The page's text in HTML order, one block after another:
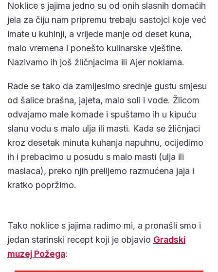
Noklice s jajima jedno su od onih slasnih domaćih
jela za čiju nam pripremu trebaju sastojci koje već
imate u kuhinji, a vrijede manje od deset kuna,
malo vremena i ponešto kulinarske vještine.
Nazivamo ih još žličnjacima ili Ajer noklama.
Rade se tako da zamijesimo srednje gustu smjesu
od šalice brašna, jajeta, malo soli i vode. Žlicom
odvajamo male komade i spuštamo ih u kipuću
slanu vodu s malo ulja ili masti. Kada se žličnjaci
kroz desetak minuta kuhanja napuhnu, ocijedimo
ih i prebacimo u posudu s malo masti (ulja ili
maslaca), preko njih prelijemo razmućena jaja i
kratko popržimo.
Tako noklice s jajima radimo mi, a pronašli smo i
jedan starinski recept koji je objavio Gradski
muzej Požega: